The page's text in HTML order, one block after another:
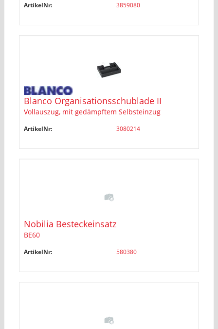
ArtikelNr: 3859080
Blanco Organisationsschublade II
Vollauszug, mit gedämpftem Selbsteinzug
ArtikelNr: 3080214
Nobilia Besteckeinsatz
BE60
ArtikelNr: 580380